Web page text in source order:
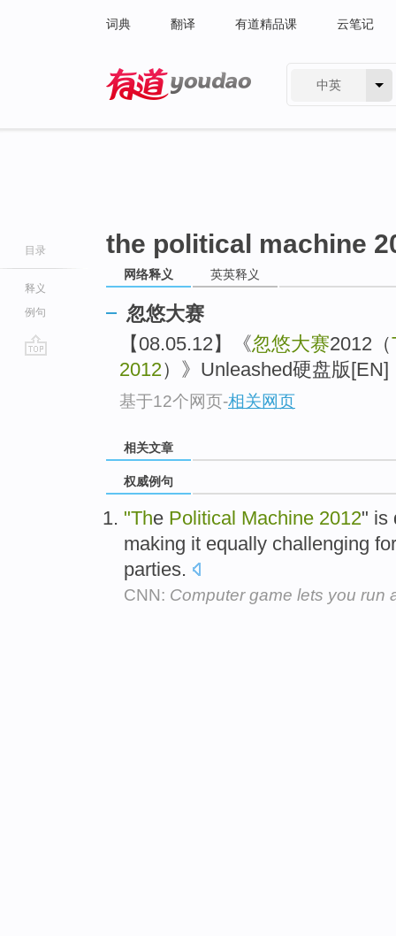
词典 翻译 有道精品课 云笔记
中英
目录
释义
例句
the political machine
网络释义 英英释义
忽悠大赛
【08.05.12】《忽悠大赛2012（
2012）》Unleashed硬盘版[EN]
基于12个网页-相关网页
相关文章
权威例句
"The Political Machine 2012" is
making it equally challenging
parties.
CNN: Computer game lets you run